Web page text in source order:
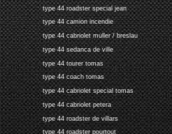
type 44 roadster special jean
type 44 camion incendie
type 44 cabriolet muller / breslau
type 44 sedanca de ville
type 44 tourer tomas
type 44 coach tomas
type 44 cabriolet special tomas
type 44 cabriolet petera
type 44 roadster de villars
type 44 roadster pourtout